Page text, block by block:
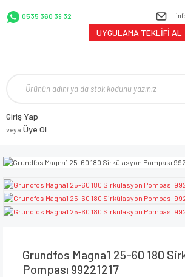
0535 360 39 32
UYGULAMA TEKLİFİ AL
Giriş Yap
veya Üye Ol
Grundfos Magna1 25-60 180
Pompası 99221217